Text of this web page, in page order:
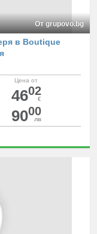
От grupovo.bg
в Boutique
Цена от
4602
€
9000
лв